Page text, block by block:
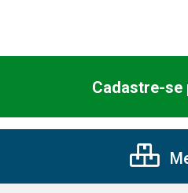
Cadastre-se